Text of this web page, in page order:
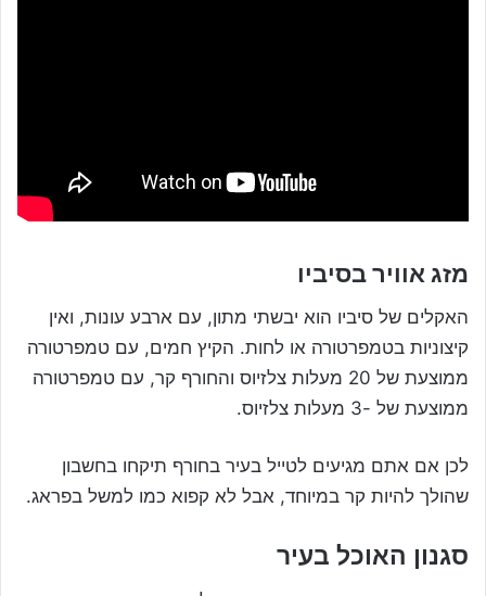
מזג אוויר בסיביו
האקלים של סיביו הוא יבשתי מתון, עם ארבע עונות, ואין
קיצוניות בטמפרטורה או לחות. הקיץ חמים, עם טמפרטורה
ממוצעת של 20 מעלות צלזיוס והחורף קר, עם טמפרטורה
ממוצעת של -3 מעלות צלזיוס.
לכן אם אתם מגיעים לטייל בעיר בחורף תיקחו בחשבון
שהולך להיות קר במיוחד, אבל לא קפוא כמו למשל בפראג.
סגנון האוכל בעיר